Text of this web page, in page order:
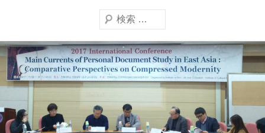
キ
ッ
プ
検
索